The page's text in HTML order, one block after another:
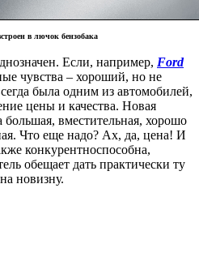
в лючок бензобака
Если, например, Ford
чувства – хороший, но не
была одним из автомобилей,
цены и качества. Новая
вместительная, хорошо
Что еще надо? Ах, да, цена! И
конкурентноспособна,
обещает дать практически ту
новизну.